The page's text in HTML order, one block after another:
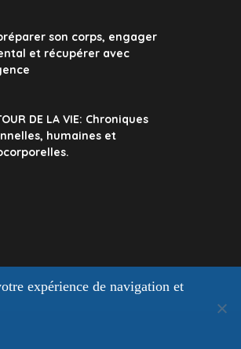
son corps, engager
et récupérer avec
DE LA VIE: Chroniques
humaines et
expérience de navigation et